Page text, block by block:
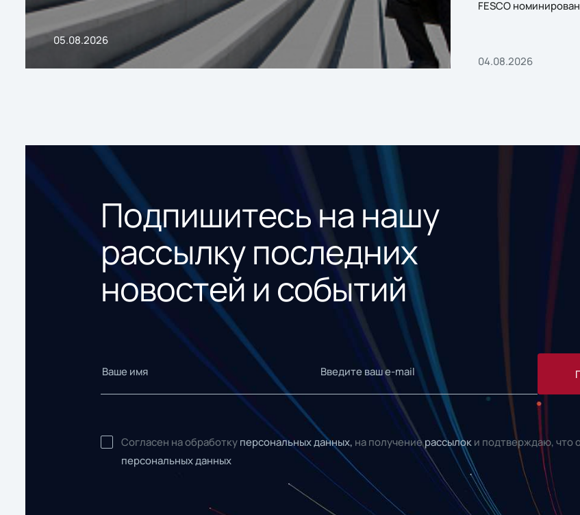
05.08.2026
FESCO
04.08.2026
Подпишитесь на нашу
рассылку последних
новостей и событий
Согласен на обработку персональных данных, на получениерассылок и подтверждаю, что
персональных данных